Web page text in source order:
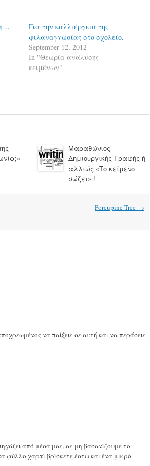
Για την καλλιέργεια της
φιλαναγνωσίας στο σχολείο.
September 12, 2012
In "Θεωρία ανάλυσης
κειμένων"
Μαραθώνιος
Δημιουργικής Γραφής ή
αλλιώς «Το κείμενο
σώζει» !
Porcupine Tree →
να παίξεις σε αυτή και να περάσεις
από μέσα μας, ας μη βασανίζουμε το
φύλλο χαρτί βρίσκετε έστω και ένα μικρό